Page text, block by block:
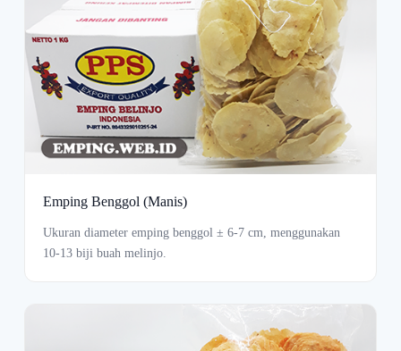
Emping Benggol (Manis)
Ukuran diameter emping benggol ± 6-7 cm, menggunakan
10-13 biji buah melinjo.